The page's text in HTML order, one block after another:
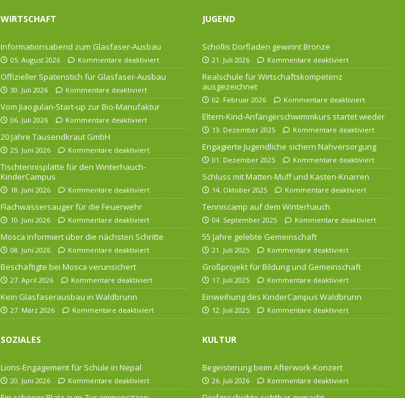
WIRTSCHAFT
Informationsabend zum Glasfaser-Ausbau
05. August 2026 Kommentare deaktiviert
Offizieller Spatenstich für Glasfaser-Ausbau
30. Juli 2026 Kommentare deaktiviert
Vom Jiaogulan-Start-up zur Bio-Manufaktur
06. Juli 2026 Kommentare deaktiviert
20 Jahre Tausendkraut GmbH
25. Juni 2026 Kommentare deaktiviert
Tischtennisplatte für den Winterhauch-
KinderCampus
18. Juni 2026 Kommentare deaktiviert
Flachwassersauger für die Feuerwehr
10. Juni 2026 Kommentare deaktiviert
Mosca informiert über die nächsten Schritte
08. Juni 2026 Kommentare deaktiviert
Beschäftigte bei Mosca verunsichert
27. April 2026 Kommentare deaktiviert
Kein Glasfaserausbau in Waldbrunn
27. März 2026 Kommentare deaktiviert
SOZIALES
Lions-Engagement für Schule in Nepal
20. Juni 2026 Kommentare deaktiviert
JUGEND
Schollis Dorfladen gewinnt Bronze
21. Juli 2026 Kommentare deaktiviert
Realschule für Wirtschaftskompetenz
ausgezeichnet
02. Februar 2026 Kommentare deaktiviert
Eltern-Kind-Anfängerschwimmkurs startet wieder
13. Dezember 2025 Kommentare deaktiviert
Engagierte Jugendliche sichern Nahversorgung
01. Dezember 2025 Kommentare deaktiviert
Schluss mit Matten-Muff und Kasten-Knarren
14. Oktober 2025 Kommentare deaktiviert
Tenniscamp auf dem Winterhauch
04. September 2025 Kommentare deaktiviert
55 Jahre gelebte Gemeinschaft
21. Juli 2025 Kommentare deaktiviert
Großprojekt für Bildung und Gemeinschaft
17. Juli 2025 Kommentare deaktiviert
Einweihung des KinderCampus Waldbrunn
12. Juli 2025 Kommentare deaktiviert
KULTUR
Begeisterung beim Afterwork-Konzert
26. Juli 2026 Kommentare deaktiviert